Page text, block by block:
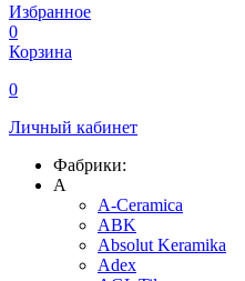
Избранное
0
Корзина
0
Личный кабинет
Фабрики:
A
A-Ceramica
ABK
Absolut Keramika
Adex